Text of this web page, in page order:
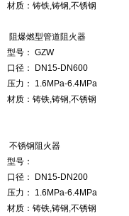
材质： 铸铁,铸钢,不锈钢
阻爆燃型管道阻火器
型号： GZW
口径：
DN15-DN600
压力：
1.6MPa-6.4MPa
材质： 铸铁,铸钢,不锈钢
不锈钢阻火器
型号：
口径：
DN15-DN200
压力：
1.6MPa-6.4MPa
材质： 铸铁,铸钢,不锈钢